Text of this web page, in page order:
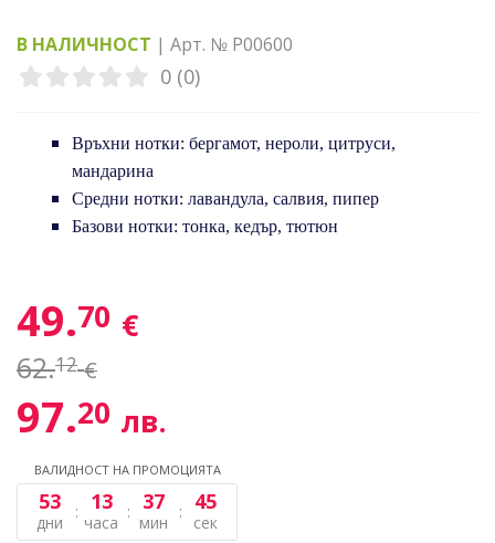
В НАЛИЧНОСТ | Арт. № P00600
0 (0)
Връхни нотки: бергамот, нероли, цитруси,
мандарина
Средни нотки: лавандула, салвия, пипер
Базови нотки: тонка, кедър, тютюн
49.70 €
62.12 €
97.20 лв.
ВАЛИДНОСТ НА ПРОМОЦИЯТА
53
дни
13
часа
37
мин
45
сек